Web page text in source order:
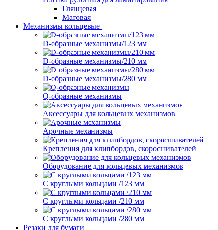
Глянцевая
Матовая
Механизмы кольцевые
D-образные механизмы/123 мм
D-образные механизмы/210 мм
D-образные механизмы/280 мм
Q-образные механизмы
Аксессуары для кольцевых механизмов
Арочные механизмы
Крепления для клипбордов, скоросшивателей
Оборудование для кольцевых механизмов
С круглыми кольцами /123 мм
С круглыми кольцами /210 мм
С круглыми кольцами /280 мм
Резаки для бумаги